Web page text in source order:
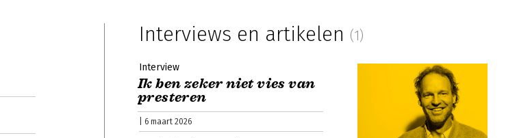
Interviews en artikelen (1)
Interview
Ik ben zeker niet vies van
presteren
| 6 maart 2026